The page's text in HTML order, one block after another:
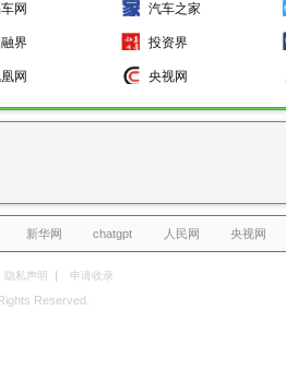
网 汽车之家
界 投资界
网 央视网
新华网 chatgpt 人民网 央视网
隐私声明 | 申请收录
Reserved.